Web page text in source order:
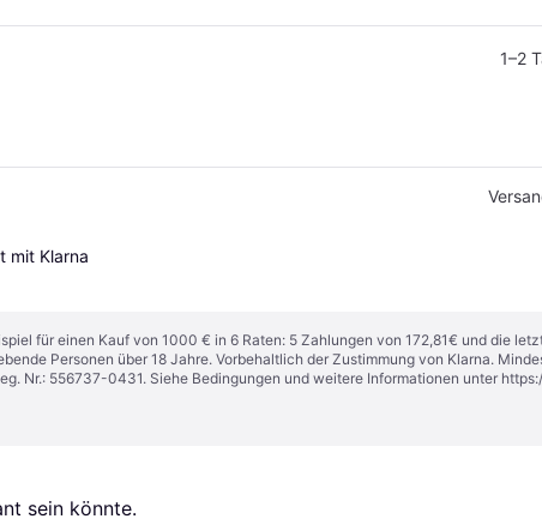
1–2
mit Klarna
für einen Kauf von 1000 € in 6 Raten: 5 Zahlungen von 172,81€ und die
Personen über 18 Jahre. Vorbehaltlich der Zustimmung von Klarna.
Nr.: 556737-0431. Siehe Bedingungen und weitere Informationen unter
sein könnte.